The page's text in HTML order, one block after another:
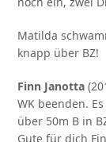
Matilda
knapp über BZ!
Finn Janotta
WK beenden.
über 50m B in
Gute für dich